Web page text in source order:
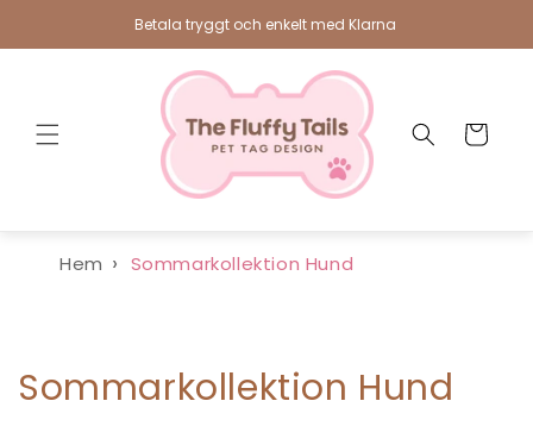
Betala tryggt och enkelt med Klarna
Varukorg
Hem Sommarkollektion Hund
P
Sommarkollektion Hund